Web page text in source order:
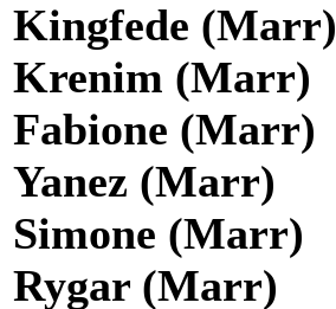
Kingfede (Marr)
Krenim (Marr)
Fabione (Marr)
Yanez (Marr)
Simone (Marr)
Rygar (Marr)